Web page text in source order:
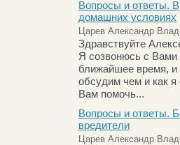
Вопросы и ответы. В
домашних условиях
Царев Александр
Здравствуйте
Я созвонюсь с Вами
ближайшее время,
обсудим чем и как я
Вам помочь...
Вопросы и ответы.
вредители
Царев Александр